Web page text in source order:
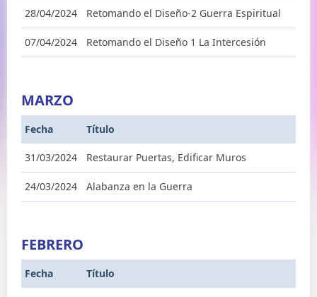
28/04/2024 Retomando el Diseño-2 Guerra Espiritual
07/04/2024 Retomando el Diseño 1 La Intercesión
MARZO
Fecha Título
31/03/2024 Restaurar Puertas, Edificar Muros
24/03/2024 Alabanza en la Guerra
FEBRERO
Fecha Título